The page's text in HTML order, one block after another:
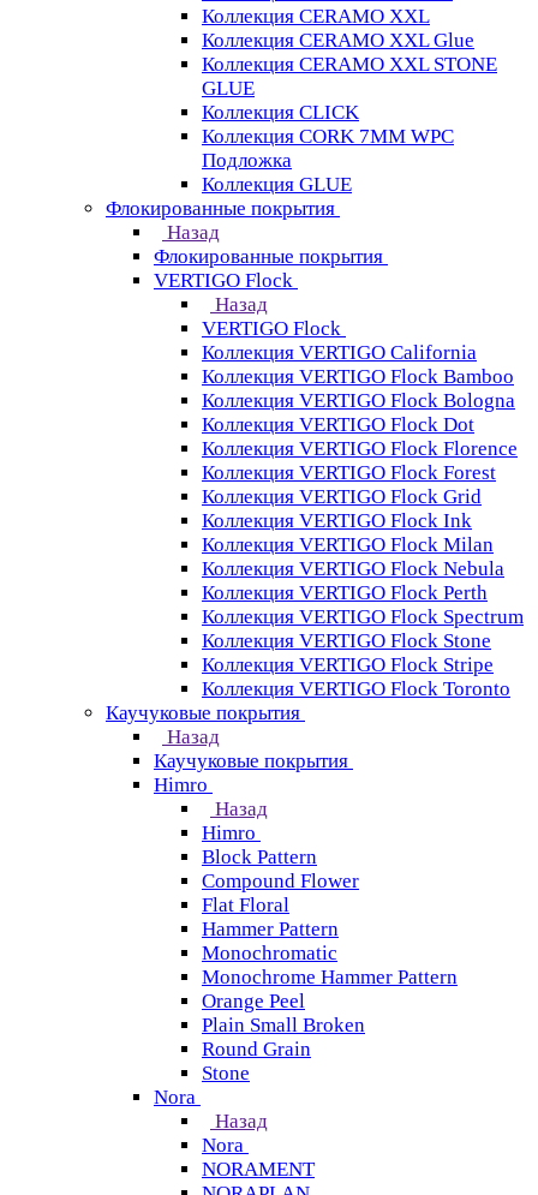
Коллекция CERAMO XXL
Коллекция CERAMO XXL Glue
Коллекция CERAMO XXL STONE
GLUE
Коллекция CLICK
Коллекция CORK 7MM WPC
Подложка
Коллекция GLUE
Флокированные покрытия
Назад
Флокированные покрытия
VERTIGO Flock
Назад
VERTIGO Flock
Коллекция VERTIGO California
Коллекция VERTIGO Flock Bamboo
Коллекция VERTIGO Flock Bologna
Коллекция VERTIGO Flock Dot
Коллекция VERTIGO Flock Florence
Коллекция VERTIGO Flock Forest
Коллекция VERTIGO Flock Grid
Коллекция VERTIGO Flock Ink
Коллекция VERTIGO Flock Milan
Коллекция VERTIGO Flock Nebula
Коллекция VERTIGO Flock Perth
Коллекция VERTIGO Flock Spectrum
Коллекция VERTIGO Flock Stone
Коллекция VERTIGO Flock Stripe
Коллекция VERTIGO Flock Toronto
Каучуковые покрытия
Назад
Каучуковые покрытия
Himro
Назад
Himro
Block Pattern
Compound Flower
Flat Floral
Hammer Pattern
Monochromatic
Monochrome Hammer Pattern
Orange Peel
Plain Small Broken
Round Grain
Stone
Nora
Назад
Nora
NORAMENT